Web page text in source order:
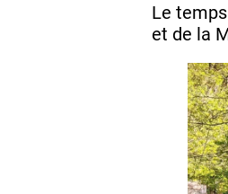
Le
et de la